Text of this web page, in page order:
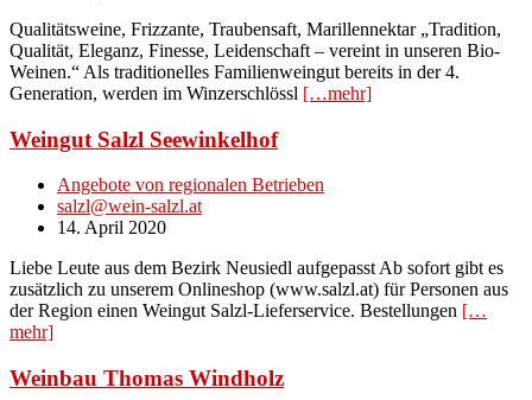
Qualitätsweine, Frizzante, Traubensaft, Marillennektar „Tradition,
Qualität, Eleganz, Finesse, Leidenschaft – vereint in unseren Bio-
Weinen.“ Als traditionelles Familienweingut bereits in der 4.
Generation, werden im Winzerschlössl […mehr]
Weingut Salzl Seewinkelhof
Angebote von regionalen Betrieben
salzl@wein-salzl.at
14. April 2020
Liebe Leute aus dem Bezirk Neusiedl aufgepasst Ab sofort gibt es
zusätzlich zu unserem Onlineshop (www.salzl.at) für Personen aus
der Region einen Weingut Salzl-Lieferservice. Bestellungen […
mehr]
Weinbau Thomas Windholz